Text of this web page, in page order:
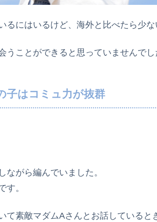
るにはいるけど、海外と比べたら少な
うことができると思っていませんでし
子はコミュ力が抜群
ながら編んでいました。
す。
て素敵マダムAさんとお話していると